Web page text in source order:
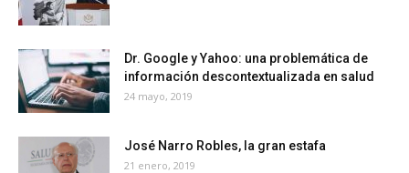
Dr. Google y Yahoo: una problemática de
información descontextualizada en salud
24 mayo, 2019
José Narro Robles, la gran estafa
21 enero, 2019